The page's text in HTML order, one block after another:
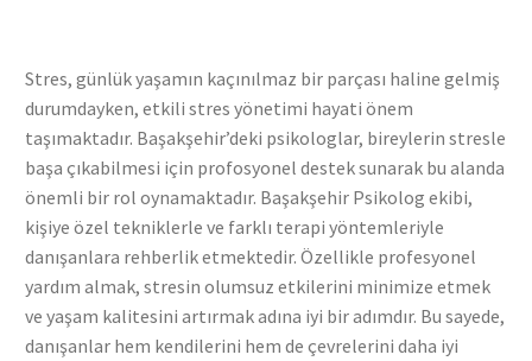
Stres, günlük yaşamın kaçınılmaz bir parçası haline gelmiş
durumdayken, etkili stres yönetimi hayati önem
taşımaktadır. Başakşehir’deki psikologlar, bireylerin stresle
başa çıkabilmesi için profosyonel destek sunarak bu alanda
önemli bir rol oynamaktadır. Başakşehir Psikolog ekibi,
kişiye özel tekniklerle ve farklı terapi yöntemleriyle
danışanlara rehberlik etmektedir. Özellikle profesyonel
yardım almak, stresin olumsuz etkilerini minimize etmek
ve yaşam kalitesini artırmak adına iyi bir adımdır. Bu sayede,
danışanlar hem kendilerini hem de çevrelerini daha iyi